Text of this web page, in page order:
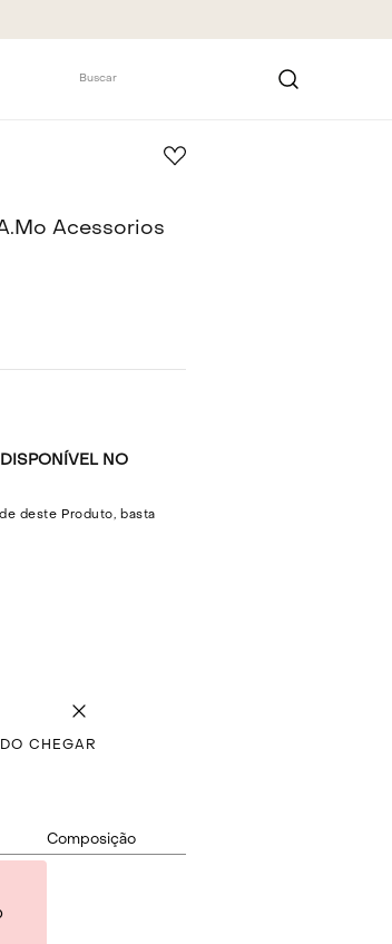
Buscar
Acessorios
NO
deste Produto, basta
CHEGAR
Composição